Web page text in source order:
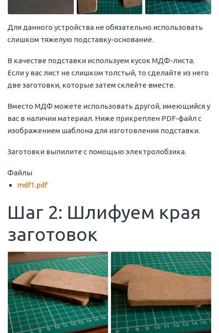
Для данного устройства не обязательно использовать
слишком тяжелую подставку-основание.
В качестве подставки используем кусок МДФ-листа.
Если у вас лист не слишком толстый, то сделайте из него
две заготовки, которые затем склейте вместе.
Вместо МДФ можете использовать другой, имеющийся у
вас в наличии материал. Ниже прикреплен PDF-файл с
изображением шаблона для изготовления подставки.
Заготовки выпилите с помощью электролобзика.
Файлы
mdf1.pdf
Шаг 2: Шлифуем края
заготовок